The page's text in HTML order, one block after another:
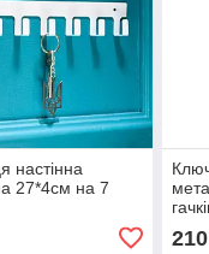
настінна
27*4см на 7
210